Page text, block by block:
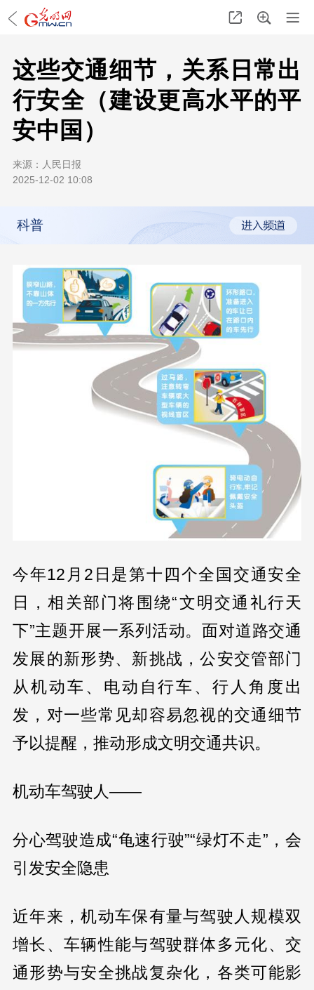
这些交通细节，关系日常出
行安全（建设更高水平的平
安中国）
来源： 人民日报
2025-12-02 10:08
科普
今年12月2日是第十四个全国交通安全
日，相关部门将围绕“文明交通礼行天
下”主题开展一系列活动。面对道路交通
发展的新形势、新挑战，公安交管部门
从机动车、电动自行车、行人角度出
发，对一些常见却容易忽视的交通细节
予以提醒，推动形成文明交通共识。
机动车驾驶人——
分心驾驶造成“龟速行驶”“绿灯不走”，会
引发安全隐患
近年来，机动车保有量与驾驶人规模双
增长、车辆性能与驾驶群体多元化、交
通形势与安全挑战复杂化，各类可能影